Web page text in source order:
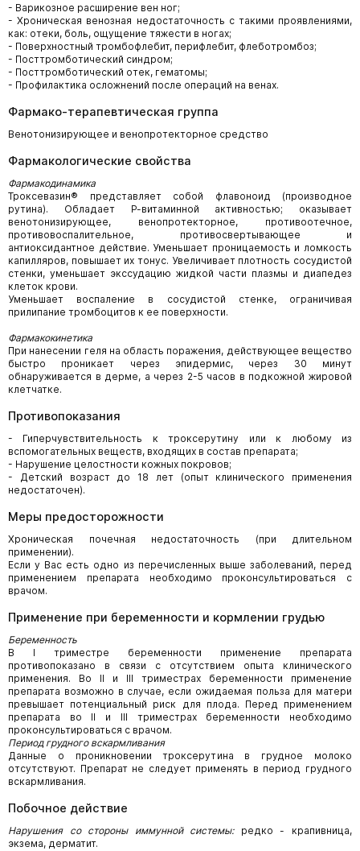
- Варикозное расширение вен ног;
- Хроническая венозная недостаточность с такими проявлениями,
как: отеки, боль, ощущение тяжести в ногах;
- Поверхностный тромбофлебит, перифлебит, флеботромбоз;
- Посттромботический синдром;
- Посттромботический отек, гематомы;
- Профилактика осложнений после операций на венах.
Фармако-терапевтическая группа
Венотонизирующее и венопротекторное средство
Фармакологические свойства
Фармакодинамика
Троксевазин® представляет собой флавоноид (производное
рутина). Обладает Р-витаминной активностью; оказывает
венотонизирующее, венопротекторное, противоотечное,
противовоспалительное, противосвертывающее и
антиоксидантное действие. Уменьшает проницаемость и ломкость
капилляров, повышает их тонус. Увеличивает плотность сосудистой
стенки, уменьшает экссудацию жидкой части плазмы и диапедез
клеток крови.
Уменьшает воспаление в сосудистой стенке, ограничивая
прилипание тромбоцитов к ее поверхности.
Фармакокинетика
При нанесении геля на область поражения, действующее вещество
быстро проникает через эпидермис, через 30 минут
обнаруживается в дерме, а через 2-5 часов в подкожной жировой
клетчатке.
Противопоказания
- Гиперчувствительность к троксерутину или к любому из
вспомогательных веществ, входящих в состав препарата;
- Нарушение целостности кожных покровов;
- Детский возраст до 18 лет (опыт клинического применения
недостаточен).
Меры предосторожности
Хроническая почечная недостаточность (при длительном
применении).
Если у Вас есть одно из перечисленных выше заболеваний, перед
применением препарата необходимо проконсультироваться с
врачом.
Применение при беременности и кормлении грудью
Беременность
В I триместре беременности применение препарата
противопоказано в связи с отсутствием опыта клинического
применения. Во II и III триместрах беременности применение
препарата возможно в случае, если ожидаемая польза для матери
превышает потенциальный риск для плода. Перед применением
препарата во II и III триместрах беременности необходимо
проконсультироваться с врачом.
Период грудного вскармливания
Данные о проникновении троксерутина в грудное молоко
отсутствуют. Препарат не следует применять в период грудного
вскармливания.
Побочное действие
Нарушения со стороны иммунной системы:редко - крапивница,
экзема, дерматит.